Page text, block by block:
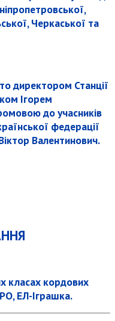
Черкаської та
директором Станції
Ігорем
до учасників
федерації
Валентинович.
класах кордових
ЕЛ-Іграшка.